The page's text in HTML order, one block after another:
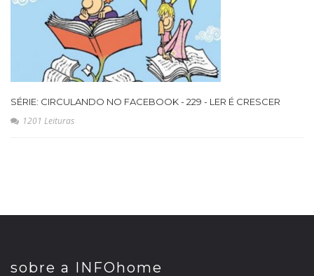
SÉRIE: CIRCULANDO NO FACEBOOK - 229 - LER É CRESCER
1201 Leituras
sobre a INFOhome